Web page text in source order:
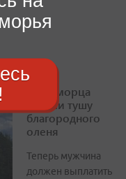
У приморца
изъяли тушу
благородного
оленя
Теперь мужчина
должен выплатить